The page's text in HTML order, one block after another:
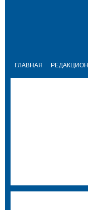
ГЛАВНАЯ